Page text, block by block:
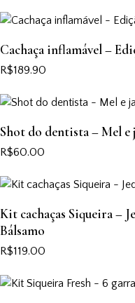
Cachaça inflamável –
R$189.90
Shot do dentista – Mel e
R$60.00
Kit cachaças Siqueira –
Bálsamo
R$119.00